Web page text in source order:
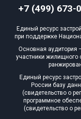
Домов с
Блокированных
Квартир,
блоков в БД
+7 (499) 673-
Единый ресурс
при поддержке
Основная аудитория
участники жилищного
Единый ресурс
России базу
(свидетельство о
программное
(свидетельство о